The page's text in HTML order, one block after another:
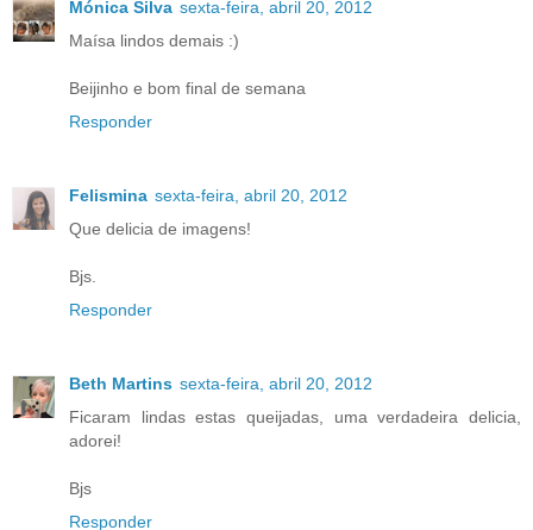
Mónica Silva sexta-feira, abril 20, 2012
Maísa lindos demais :)
Beijinho e bom final de semana
Responder
Felismina sexta-feira, abril 20, 2012
Que delicia de imagens!
Bjs.
Responder
Beth Martins sexta-feira, abril 20, 2012
Ficaram lindas estas queijadas, uma verdadeira delicia,
adorei!
Bjs
Responder